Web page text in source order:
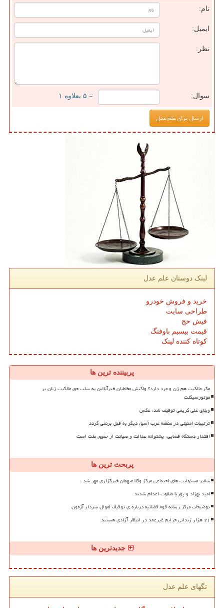
نام:
ایمیل:
نظر:
سوال: = ۵ بعلاوه ۱
لینک دوستان علم عدل
خرید و فروش خودرو
طراحی سایت
فیش حج
قیمت بیسیم باوفنگ
کوتاه کننده لینک
پربیننده ترین ها
مگر مالکیت هم زن و مرد دارد؟ واکنش مخاطبان خبرآنلاین به سلب حق مالکیت زنان بر
موتورسیکلت
ویلای علی کریمی توقیف شد، عکس
ترتیبات امنیتی در منطقه غرب آسیا، دیگر به قبل برنمی گردد
اقتدار دستگاه قضایی، پشتوانه عدالت و صیانت از حقوق ملت است
پربحث ترین ها
سفیر مسئولیت های اجتماعی مرکز وکلا میهمان خبرگزاری مهر شد
امید بهزاد و پوریا صفوت اعدام شدند
توضیحات مرکز رسانه قوه قضائیه درباره ی توقیف اموال سردار آزمون
۲۱ هزار زندانی جرایم غیرعمد در انتظار آزادی هستند
جدیدترین ها
تگهای علم عدل